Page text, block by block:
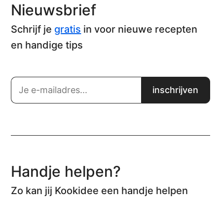
Nieuwsbrief
Schrijf je gratis in voor nieuwe recepten
en handige tips
Handje helpen?
Zo kan jij Kookidee een handje helpen